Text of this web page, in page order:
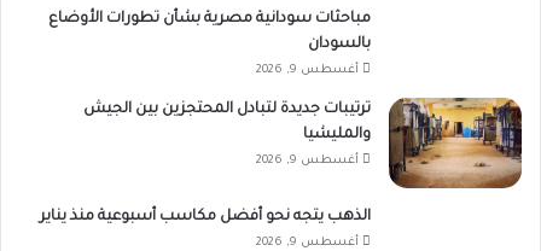
مباحثات سودانية مصرية بشأن تطورات الأوضاع
بالسودان
أغسطس 9, 2026
ترتيبات جديدة لتبادل المحتجزين بين الجيش
والمليشيا
أغسطس 9, 2026
الذهب يتجه نحو أفضل مكاسب أسبوعية منذ يناير
أغسطس 9, 2026